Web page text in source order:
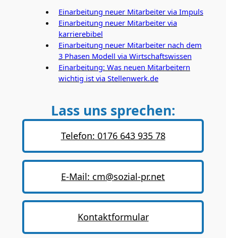
Einarbeitung neuer Mitarbeiter via Impuls
Einarbeitung neuer Mitarbeiter via
karrierebibel
Einarbeitung neuer Mitarbeiter nach dem
3 Phasen Modell via Wirtschaftswissen
Einarbeitung: Was neuen Mitarbeitern
wichtig ist via Stellenwerk.de
Lass uns sprechen:
Telefon: 0176 643 935 78
E-Mail: cm@sozial-pr.net
Kontaktformular